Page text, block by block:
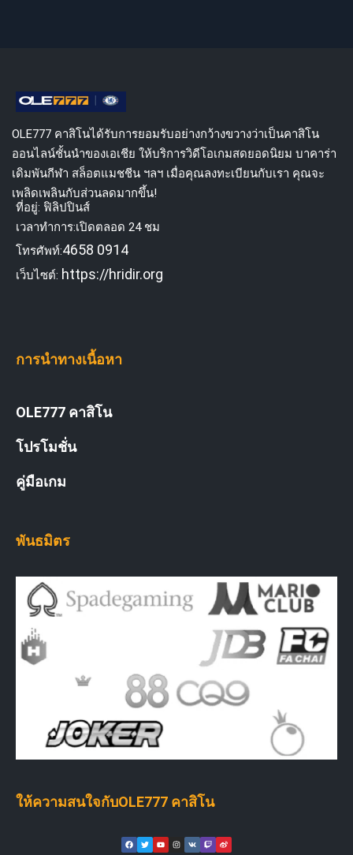
OLE777 คาสิโนได้รับการยอมรับอย่างกว้างขวางว่าเป็นคาสิโน
ออนไลน์ชั้นนำของเอเชีย ให้บริการวิดีโอเกมสดยอดนิยม บาคาร่า
เดิมพันกีฬา สล็อตแมชชีน ฯลฯ เมื่อคุณลงทะเบียนกับเรา คุณจะ
เพลิดเพลินกับส่วนลดมากขึ้น!
ที่อยู่: ฟิลิปปินส์
เวลาทำการ:เปิดตลอด 24 ชม
โทรศัพท์:4658 0914
เว็บไซต์: https://hridir.org
การนำทางเนื้อหา
OLE777 คาสิโน
โปรโมชั่น
คู่มือเกม
พันธมิตร
ให้ความสนใจกับOLE777 คาสิโน